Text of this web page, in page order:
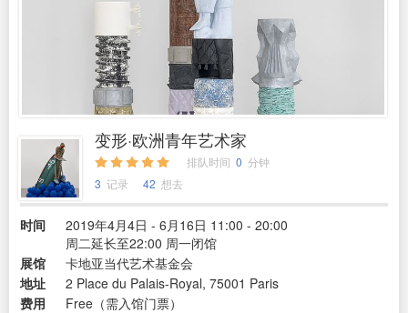
变形·欧洲青年艺术家
排队时间 0 分钟
3 记录 42 想去
时间
2019年4月4日 - 6月16日 11:00 - 20:00
周二延长至22:00 周一闭馆
展馆
卡地亚当代艺术基金会
地址
2 Place du Palais-Royal, 75001 Paris
费用
Free（需入馆门票）